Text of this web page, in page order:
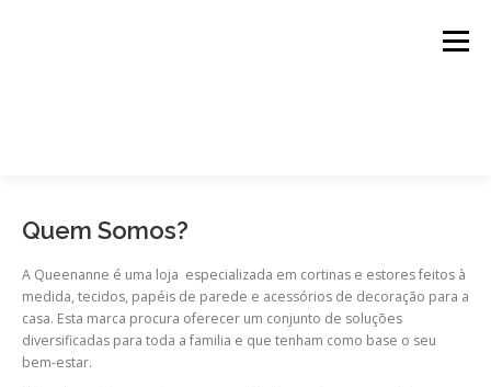
Menu
PAPEL DE PAREDE OUTROS CONTACTOS
Quem Somos?
A Queenanne é uma loja especializada em cortinas e estores feitos à
medida, tecidos, papéis de parede e acessórios de decoração para a
casa. Esta marca procura oferecer um conjunto de soluções
diversificadas para toda a familia e que tenham como base o seu
bem-estar.